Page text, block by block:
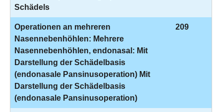
Schädels
Operationen an mehreren
Nasennebenhöhlen: Mehrere
Nasennebenhöhlen, endonasal: Mit
Darstellung der Schädelbasis
(endonasale Pansinusoperation) Mit
Darstellung der Schädelbasis
(endonasale Pansinusoperation)
209